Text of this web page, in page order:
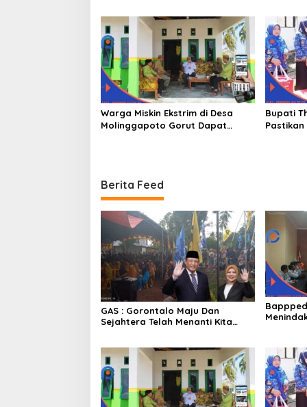
Warga Miskin Ekstrim di Desa
Molinggapoto Gorut Dapat
Bupati
Berita Feed
GAS : Gorontalo Maju Dan
Sejahtera Telah Menanti Kita